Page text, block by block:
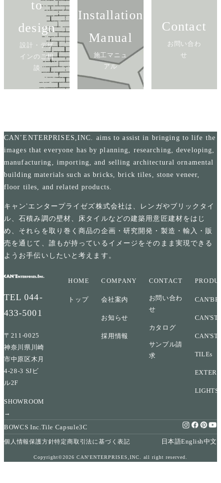
to
design
設計・デザ
インのご相
談
Installation
Manual
施工マニュ
アル
Contact
お問い合わ
せ
CAN’ENTERPRISES,INC. aims to assist in bringing to life the
images that everyone has by planning, researching, developing,
manufacturing, importing, and selling architectural ornamental
building materials such as bricks, brick tiles, stone veneer,
floor tiles, and related products.
キャン'エンタープライゼズ株式会社は、レンガやブリックタイ
ル、石積み調の壁材、床タイルなどの建築用意匠建材をはじ
め、それらを取り巻く商品の企画・研究開発・製造・輸入・販
売を通じて、誰もが持っているイメージをそのまま実現できる
ようお手伝いしたいと考えます。
TEL044-
433-5001
〒211-0025
神奈川県川崎
市中原区木月
4-28-3 SJビ
ル2F
SHOWROOM
→
HOME
トップ
COMPANY
会社案内
お知らせ
採用情報
CONTACT
お問い合わ
せ
カタログ
サンプル請
求
TILEs
LIGHTS
BOWCS Inc. Tile Capsule3C
個人情報保護方針特定商取引法に基づく表記 日本語English中文
Copyright©2026 CAN'ENTERPRISES,INC. all right reserved.